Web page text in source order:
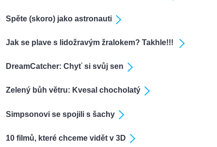
Spěte (skoro) jako astronauti
Jak se plave s lidožravým žralokem? Takhle!!!
DreamCatcher: Chyť si svůj sen
Zelený bůh větru: Kvesal chocholatý
Simpsonovi se spojili s šachy
10 filmů, které chceme vidět v 3D